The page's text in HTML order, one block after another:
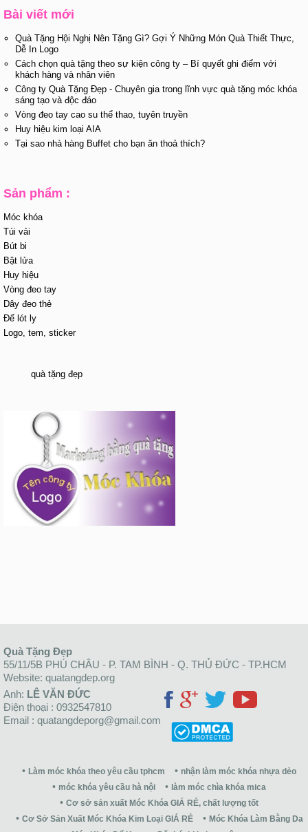
Bài viết mới
Quà Tặng Hội Nghị Nên Tặng Gì? Gợi Ý Những Món Quà Thiết Thực,
Dễ In Logo
Cách chọn quà tặng theo sự kiện công ty – Bí quyết ghi điểm với
khách hàng và nhân viên
Công ty Quà Tặng Đẹp - Chuyên gia trong lĩnh vực quà tặng móc khóa
sáng tạo và độc đáo
Vòng đeo tay cao su thể thao, tuyên truyền
Huy hiệu kim loại AIA
Tại sao nhà hàng Buffet cho bạn ăn thoả thích?
Sản phẩm :
Móc khóa
Túi vải
Bút bi
Bật lửa
Huy hiệu
Vòng đeo tay
Dây đeo thẻ
Đế lót ly
Logo, tem, sticker
quà tặng đẹp
Quà Tặng Đẹp
55/11/5B PHÚ CHÂU - P. TAM BÌNH - Q. THỦ ĐỨC - TP.HCM
Website: quatangdep.org
Anh: LÊ VĂN ĐỨC
Điện thoại : 0932547810
Email : quatangdeporg@gmail.com
Làm móc khóa theo yêu cầu tphcm
nhận làm móc khóa nhựa dẻo
móc khóa yêu cầu hà nội
làm móc chìa khóa mica
Cơ sở sản xuất Móc Khóa GIÁ RẺ, chất lượng tốt
Cơ Sở Sản Xuất Móc Khóa Kim Loại GIÁ RẺ
Móc Khóa Làm Bằng Da